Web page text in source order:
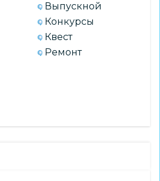
Выпускной
Конкурсы
Квест
Ремонт